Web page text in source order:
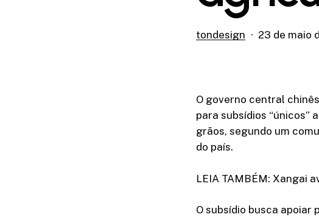
tondesign 23 de maio
O governo central
para subsídios “únicos”
grãos, segundo um
do país.
LEIA TAMBÉM: Xangai
O subsídio busca